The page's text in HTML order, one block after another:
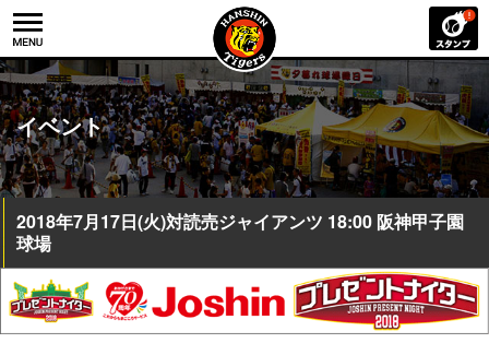
イベント
2018年7月17日(火)対読売ジャイアンツ 18:00 阪神甲子園
球場